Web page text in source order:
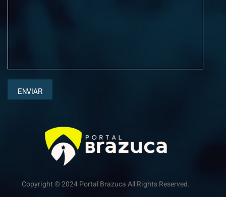
ENVIAR
Copyright © 2024 Portal Brazuca All Rights Reserved.